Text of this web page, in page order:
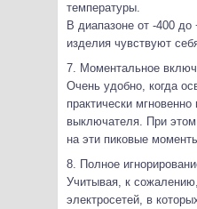
температуры.
В диапазоне от -400
изделия чувствуют
7. Моментальное
Очень удобно, когда
практически
выключателя. При
на эти пиковые
8. Полное
Учитывая, к
электросетей, в